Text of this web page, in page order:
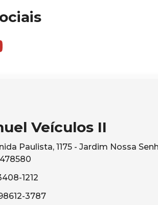
Veículos II
Paulista, 1175 - Jardim Nossa
1212
3787